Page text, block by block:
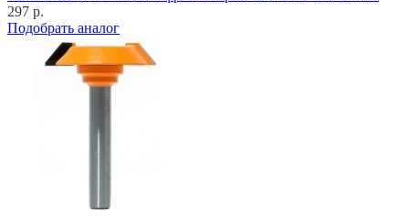
297 р.
Подобрать аналог